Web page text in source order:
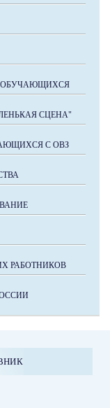
ОБУЧАЮЩИХСЯ
СЦЕНА"
С ОВЗ
РАБОТНИКОВ